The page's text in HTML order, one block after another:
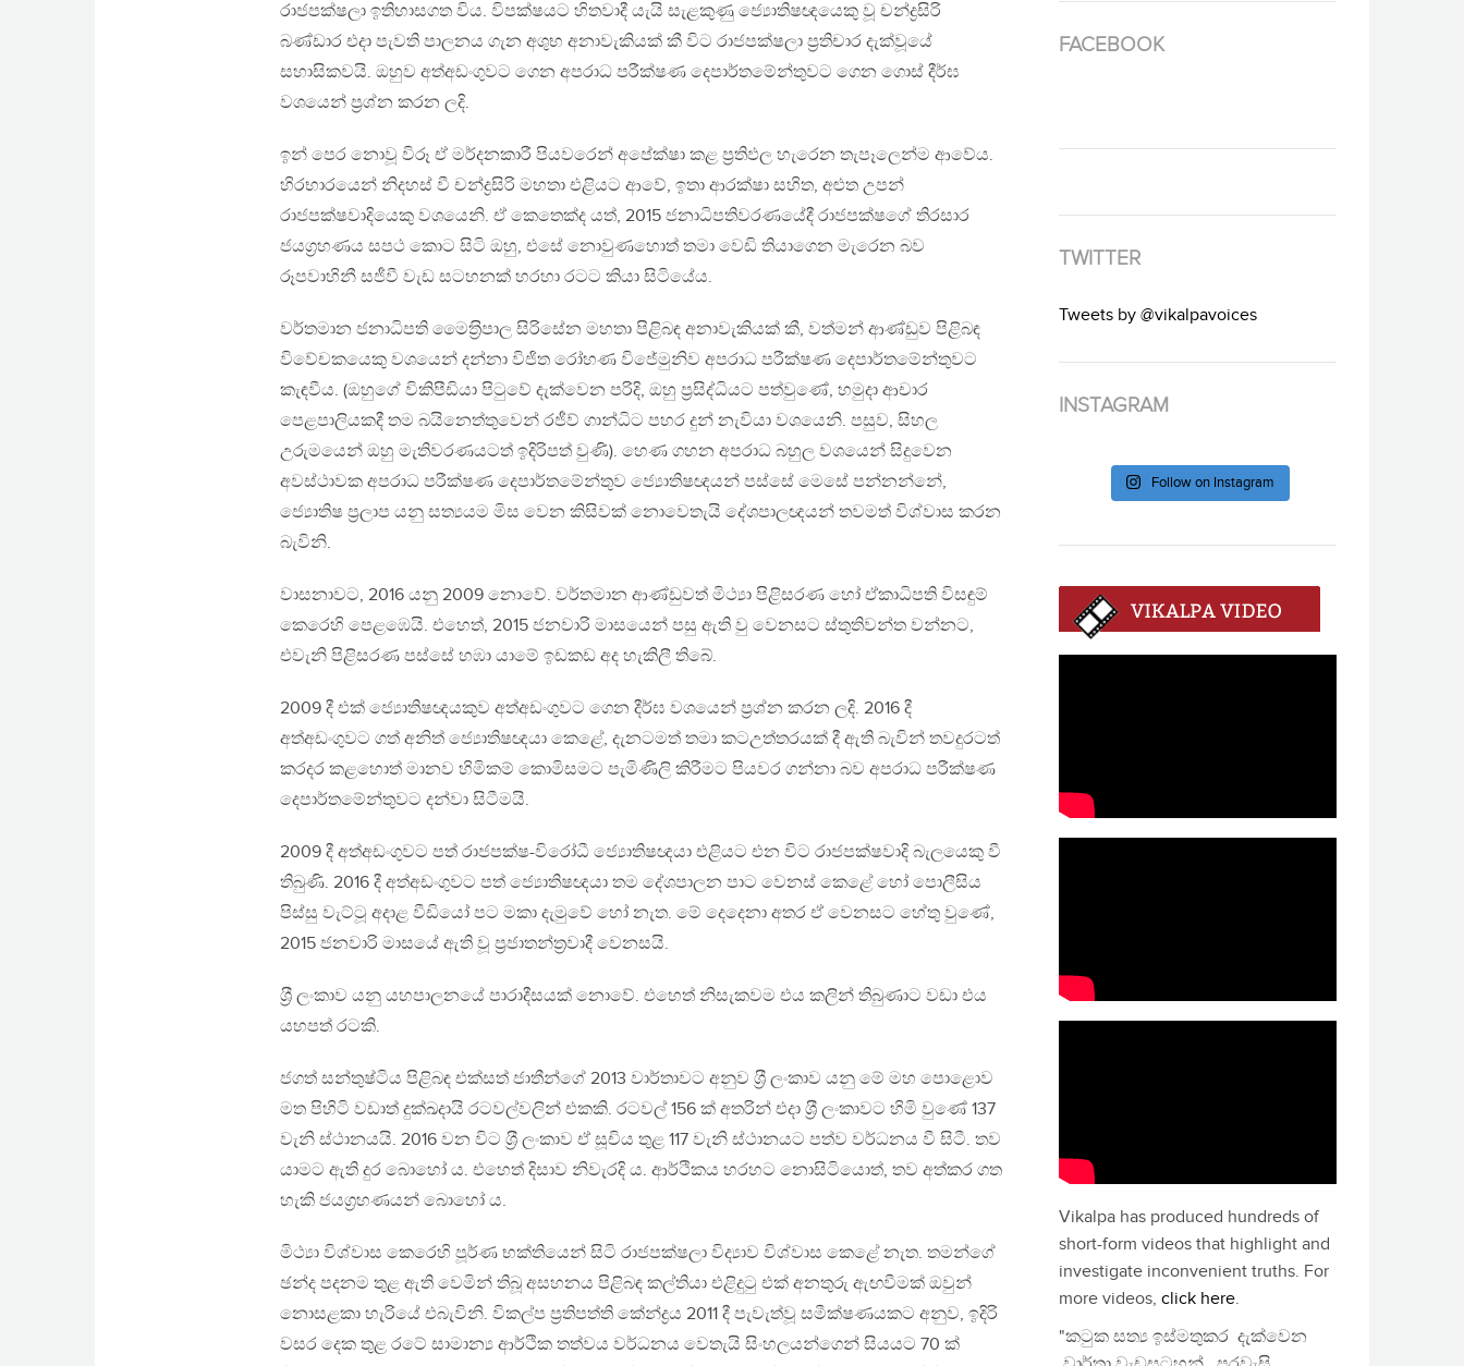
රාජපක්ෂලා ඉතිහාසගත විය. විපක්ෂයට හිතවාදී යැයි සැළකුණු ජ්‍යොතිෂඥයෙකු වූ චන්ද්‍රසිරි
බණ්ඩාර එදා පැවති පාලනය ගැන අශුභ අනාවැකියක් කී විට රාජපක්ෂලා ප‍්‍රතිචාර දැක්වූයේ
සහාසිකවයි. ඔහුව අත්අඩංගුවට ගෙන අපරාධ පරීක්ෂණ දෙපාර්තමේන්තුවට ගෙන ගොස් දීර්ඝ
වශයෙන් ප‍්‍රශ්න කරන ලදි.
ඉන් පෙර නොවූ විරූ ඒ මර්දනකාරී පියවරෙන් අපේක්ෂා කළ ප‍්‍රතිඵල හැරෙන තැපෑලෙන්ම ආවේය.
හිරභාරයෙන් නිදහස් වී චන්ද්‍රසිරි මහතා එළියට ආවේ, ඉතා ආරක්ෂා සහිත, අළුත උපන්
රාජපක්ෂවාදියෙකු වශයෙනි. ඒ කෙතෙක්ද යත්, 2015 ජනාධිපතිවරණයේදී රාජපක්ෂගේ තිරසාර
ජයග‍්‍රහණය සපථ කොට සිටි ඔහු, එසේ නොවුණහොත් තමා වෙඩි තියාගෙන මැරෙන බව
රූපවාහිනී සජීවී වැඩ සටහනක් හරහා රටට කියා සිටියේය.
වර්තමාන ජනාධිපති මෛත‍්‍රිපාල සිරිසේන මහතා පිළිබඳ අනාවැකියක් කී, වත්මන් ආණ්ඩුව පිළිබඳ
විවේචකයෙකු වශයෙන් දන්නා විජිත රෝහණ විජේමුනිව අපරාධ පරීක්ෂණ දෙපාර්තමේන්තුවට
කැඳවීය. (ඔහුගේ විකිපීඩියා පිටුවේ දැක්වෙන පරිදි, ඔහු ප‍්‍රසිද්ධියට පත්වුණේ, හමුදා ආචාර
පෙළපාලියකදී තම බයිනෙත්තුවෙන් රජීව් ගාන්ධිට පහර දුන් නැවියා වශයෙනි. පසුව, සිහල
උරුමයෙන් ඔහු මැතිවරණයටත් ඉදිරිපත් වුණි). හෙණ ගහන අපරාධ බහුල වශයෙන් සිදුවෙන
අවස්ථාවක අපරාධ පරීක්ෂණ දෙපාර්තමේන්තුව ජ්‍යොතිෂඥයන් පස්සේ මෙසේ පන්නන්නේ,
ජ්‍යොතිෂ ප‍්‍රලාප යනු සත්‍යයම මිස වෙන කිසිවක් නොවෙතැයි දේශපාලඥයන් තවමත් විශ්වාස කරන
බැවිනි.
වාසනාවට, 2016 යනු 2009 නොවේ. වර්තමාන ආණ්ඩුවත් මිථ්‍යා පිළිසරණ හෝ ඒකාධිපති විසඳුම්
කෙරෙහි පෙළඹෙයි. එහෙත්, 2015 ජනවාරි මාසයෙන් පසු ඇති වු වෙනසට ස්තුතිවන්ත වන්නට,
එවැනි පිළිසරණ පස්සේ හඹා යාමේ ඉඩකඩ අද හැකිලී තිබේ.
2009 දී එක් ජ්‍යොතිෂඥයකුව අත්අඩංගුවට ගෙන දීර්ඝ වශයෙන් ප‍්‍රශ්න කරන ලදි. 2016 දී
අත්අඩංගුවට ගත් අනිත් ජ්‍යොතිෂඥයා කෙළේ, දැනටමත් තමා කටඋත්තරයක් දී ඇති බැවින් තවදුරටත්
කරදර කළහොත් මානව හිමිකම් කොමිසමට පැමිණිලි කිරීමට පියවර ගන්නා බව අපරාධ පරීක්ෂණ
දෙපාර්තමේන්තුවට දන්වා සිටීමයි.
2009 දී අත්අඩංගුවට පත් රාජපක්ෂ-විරෝධී ජ්‍යොතිෂඥයා එළියට එන විට රාජපක්ෂවාදි බැලයෙකු වී
තිබුණි. 2016 දී අත්අඩංගුවට පත් ජ්‍යොතිෂඥයා තම දේශපාලන පාට වෙනස් කෙළේ හෝ පොලීසිය
පිස්සු වැට්ටූ අදාළ වීඩියෝ පට මකා දැමුවේ හෝ නැත. මේ දෙදෙනා අතර ඒ වෙනසට හේතු වුණේ,
2015 ජනවාරි මාසයේ ඇති වූ ප‍්‍රජාතන්ත‍්‍රවාදී වෙනසයි.
ශ‍්‍රී ලංකාව යනු යහපාලනයේ පාරාදීසයක් නොවේ. එහෙත් නිසැකවම එය කලින් තිබුණාට වඩා එය
යහපත් රටකි.
ජගත් සන්තුෂ්ටිය පිළිබඳ එක්සත් ජාතීන්ගේ 2013 වාර්තාවට අනුව ශ‍්‍රී ලංකාව යනු මේ මහ පොළොව
මත පිහිටි වඩාත් දුක්ඛදායි රටවල්වලින් එකකි. රටවල් 156 ක් අතරින් එදා ශ‍්‍රී ලංකාවට හිමි වුණේ 137
වැනි ස්ථානයයි. 2016 වන විට ශ‍්‍රී ලංකාව ඒ සූචිය තුළ 117 වැනි ස්ථානයට පත්ව වර්ධනය වී සිටී. තව
යාමට ඇති දුර බොහෝ ය. එහෙත් දිසාව නිවැරදි ය. ආර්ථිකය හරහට නොසිටියොත්, තව අත්කර ගත
හැකි ජයග‍්‍රහණයන් බොහෝ ය.
මිථ්‍යා විශ්වාස කෙරෙහි පූර්ණ භක්තියෙන් සිටි රාජපක්ෂලා විද්‍යාව විශ්වාස කෙළේ නැත. තමන්ගේ
ඡන්ද පදනම තුළ ඇති වෙමින් තිබූ අසහනය පිළිබඳ කල්තියා එළිදුටු එක් අනතුරු ඇඟවීමක් ඔවුන්
නොසළකා හැරියේ එබැවිනි. විකල්ප ප‍්‍රතිපත්ති කේන්ද්‍රය 2011 දී පැවැත්වූ සමීක්ෂණයකට අනුව, ඉදිරි
වසර දෙක තුළ රටේ සාමාන්‍ය ආර්ථික තත්වය වර්ධනය වෙතැයි සිංහලයන්ගෙන් සියයට 70 ක්
FACEBOOK
TWITTER
Tweets by @vikalpavoices
INSTAGRAM
Follow on Instagram
Vikalpa has produced hundreds of
short-form videos that highlight and
investigate inconvenient truths. For
more videos, click here.
"කටුක සත්‍ය ඉස්මතුකර දැක්වෙන